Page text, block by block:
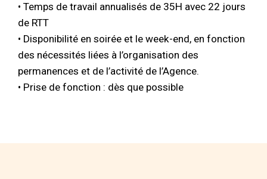
• Temps de travail annualisés de 35H avec 22 jours
de RTT
• Disponibilité en soirée et le week-end, en fonction
des nécessités liées à l’organisation des
permanences et de l’activité de l’Agence.
• Prise de fonction : dès que possible